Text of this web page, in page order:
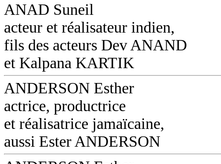
ANAD Suneil
acteur et réalisateur indien,
fils des acteurs Dev ANAND
et Kalpana KARTIK
ANDERSON Esther
actrice, productrice
et réalisatrice jamaïcaine,
aussi Ester ANDERSON